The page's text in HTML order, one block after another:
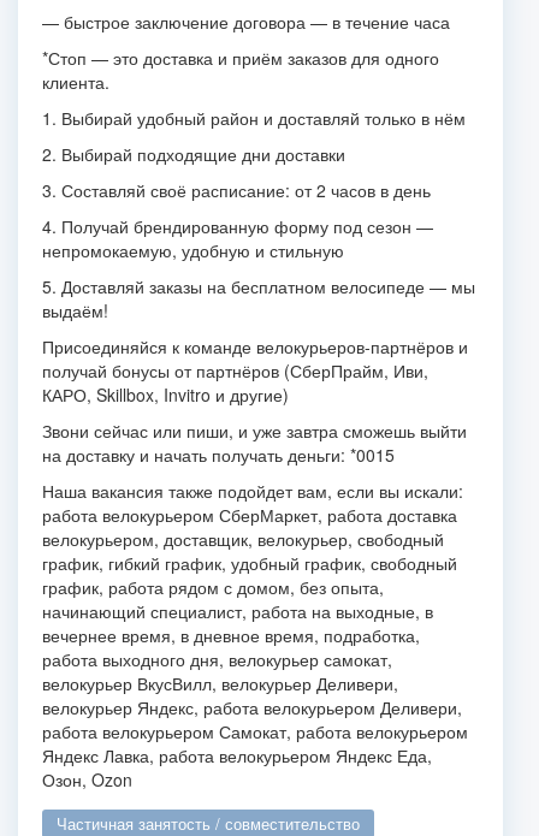
— быстрое заключение договора — в течение часа
*Стоп — это доставка и приём заказов для одного
клиента.
1. Выбирай удобный район и доставляй только в нём
2. Выбирай подходящие дни доставки
3. Составляй своё расписание: от 2 часов в день
4. Получай брендированную форму под сезон —
непромокаемую, удобную и стильную
5. Доставляй заказы на бесплатном велосипеде — мы
выдаём!
Присоединяйся к команде велокурьеров-партнёров и
получай бонусы от партнёров (СберПрайм, Иви,
КАРО, Skillbox, Invitro и другие)
Звони сейчас или пиши, и уже завтра сможешь выйти
на доставку и начать получать деньги: *0015
Наша вакансия также подойдет вам, если вы искали:
работа велокурьером СберМаркет, работа доставка
велокурьером, доставщик, велокурьер, свободный
график, гибкий график, удобный график, свободный
график, работа рядом с домом, без опыта,
начинающий специалист, работа на выходные, в
вечернее время, в дневное время, подработка,
работа выходного дня, велокурьер самокат,
велокурьер ВкусВилл, велокурьер Деливери,
велокурьер Яндекс, работа велокурьером Деливери,
работа велокурьером Самокат, работа велокурьером
Яндекс Лавка, работа велокурьером Яндекс Еда,
Озон, Ozon
частичная занятость / совместительство